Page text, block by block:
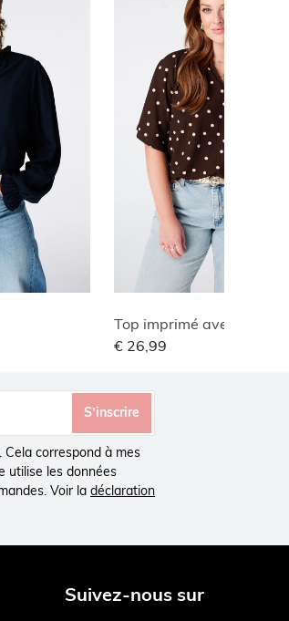
Top imprimé avec col en
€ 26,99
S’inscrire
correspond à mes
utilise les données
Voir la déclaration
Suivez-nous sur